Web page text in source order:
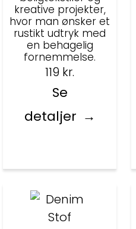
kreative projekter,
hvor man ønsker et
rustikt udtryk med
en behagelig
fornemmelse.
119 kr.
Se
detaljer